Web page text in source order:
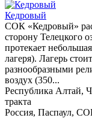
Кедровый
СОК «Кедровый»
сторону Телецкого
протекает
лагеря). Лагерь
разнообразными
воздух (350...
Республика Алтай,
тракта
Россия, Паспаул,